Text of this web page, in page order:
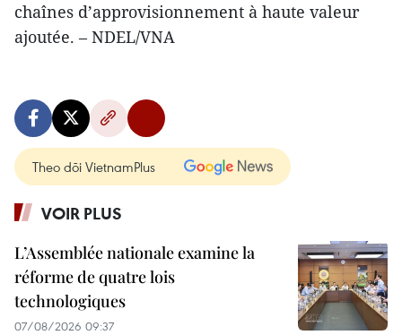
chaînes d’approvisionnement à haute valeur
ajoutée. – NDEL/VNA
Theo dõi VietnamPlus
VOIR PLUS
L’Assemblée nationale examine la
réforme de quatre lois
technologiques
07/08/2026 09:37